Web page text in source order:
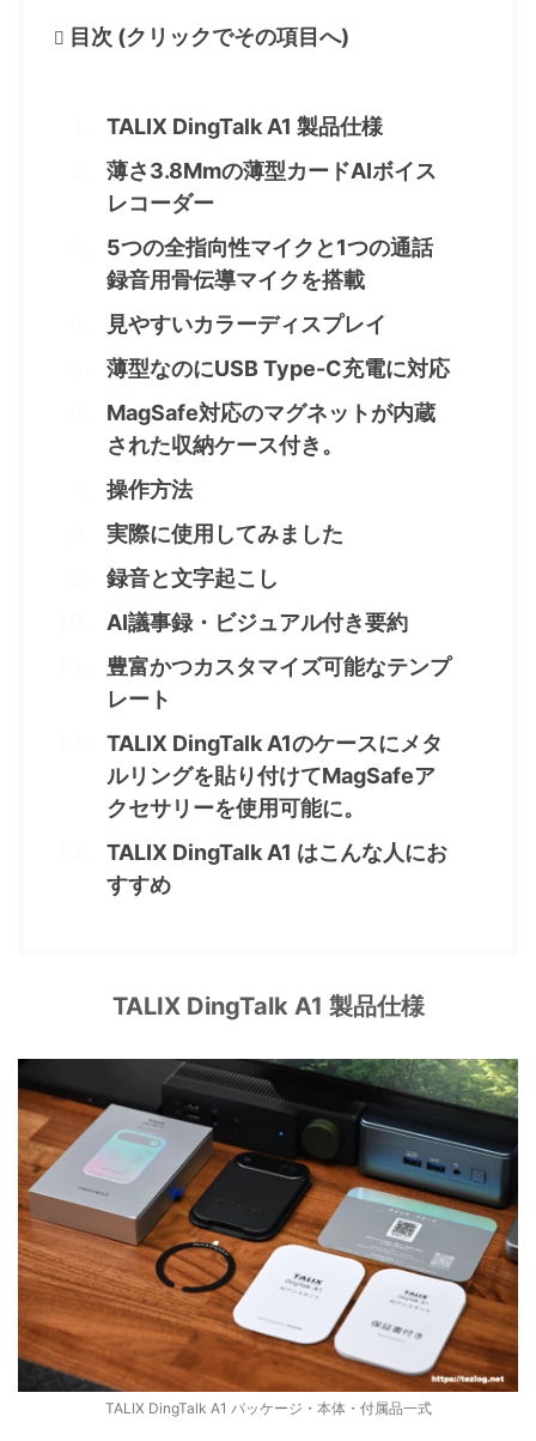
目次 (クリックでその項目へ)
TALIX DingTalk A1 製品仕様
薄さ3.8Mmの薄型カードAIボイス
レコーダー
5つの全指向性マイクと1つの通話
録音用骨伝導マイクを搭載
見やすいカラーディスプレイ
薄型なのにUSB Type-C充電に対応
MagSafe対応のマグネットが内蔵
された収納ケース付き。
操作方法
実際に使用してみました
録音と文字起こし
AI議事録・ビジュアル付き要約
豊富かつカスタマイズ可能なテンプ
レート
TALIX DingTalk A1のケースにメタ
ルリングを貼り付けてMagSafeア
クセサリーを使用可能に。
TALIX DingTalk A1 はこんな人にお
すすめ
TALIX DingTalk A1 製品仕様
TALIX DingTalk A1 パッケージ・本体・付属品一式